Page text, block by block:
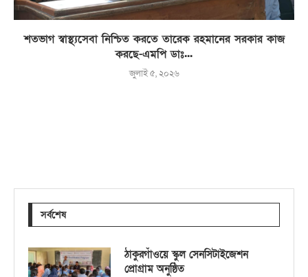
শতভাগ স্বাস্থ্যসেবা নিশ্চিত করতে তারেক রহমানের সরকার কাজ
করছে-এমপি ডাঃ...
জুলাই ৫, ২০২৬
সর্বশেষ
ঠাকুরগাঁওয়ে স্কুল সেনসিটাইজেশন
প্রোগ্রাম অনুষ্ঠিত